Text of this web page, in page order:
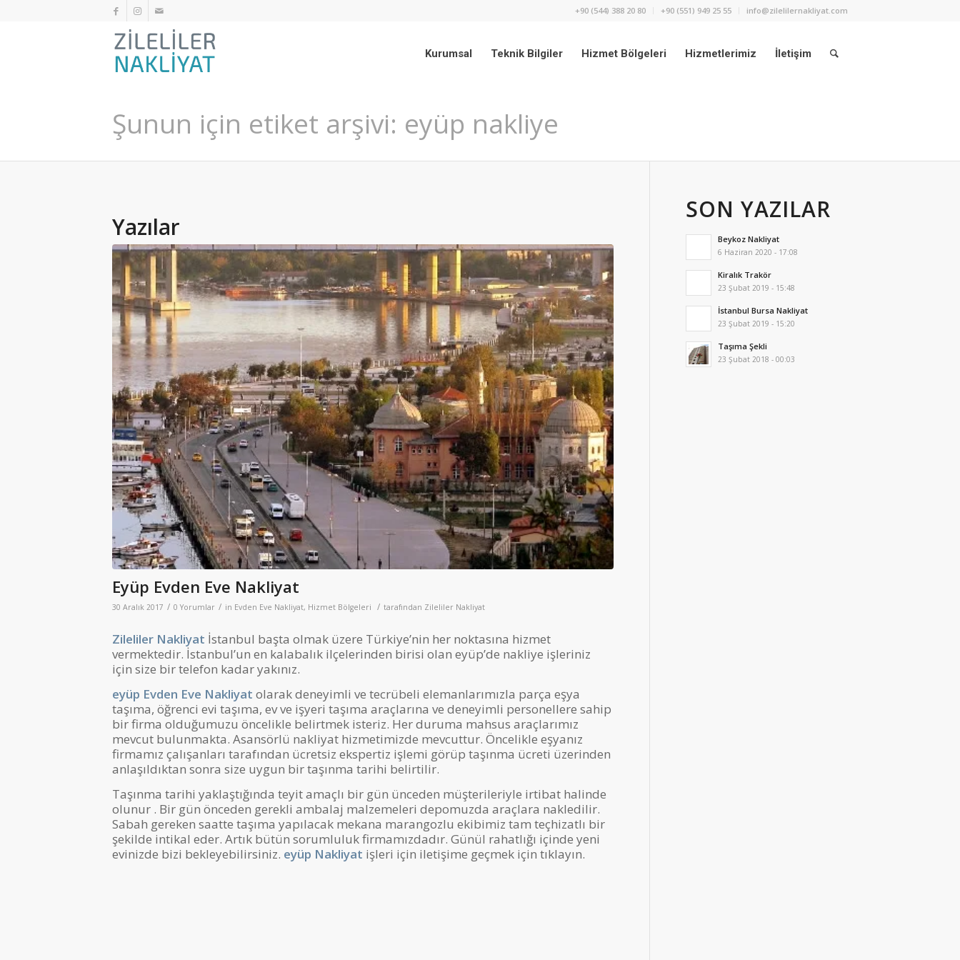
+90 (544) 388 20 80 +90 (551) 949 25 55 info@zilelilernakliyat.com
Kurumsal Teknik Bilgiler Hizmet Bölgeleri Hizmetlerimiz İletişim
Şunun için etiket arşivi: eyüp nakliye
Yazılar
Eyüp Evden Eve Nakliyat
30 Aralık 2017 / 0 Yorumlar / in Evden Eve Nakliyat, Hizmet Bölgeleri / tarafından Zileliler Nakliyat
Zileliler Nakliyat İstanbul başta olmak üzere Türkiye’nin her noktasına hizmet
vermektedir. İstanbul’un en kalabalık ilçelerinden birisi olan eyüp’de nakliye işleriniz
için size bir telefon kadar yakınız.
eyüp Evden Eve Nakliyat olarak deneyimli ve tecrübeli elemanlarımızla parça eşya
taşıma, öğrenci evi taşıma, ev ve işyeri taşıma araçlarına ve deneyimli personellere sahip
bir firma olduğumuzu öncelikle belirtmek isteriz. Her duruma mahsus araçlarımız
mevcut bulunmakta. Asansörlü nakliyat hizmetimizde mevcuttur. Öncelikle eşyanız
firmamız çalışanları tarafından ücretsiz ekspertiz işlemi görüp taşınma ücreti üzerinden
anlaşıldıktan sonra size uygun bir taşınma tarihi belirtilir.
Taşınma tarihi yaklaştığında teyit amaçlı bir gün ünceden müşterileriyle irtibat halinde
olunur . Bir gün önceden gerekli ambalaj malzemeleri depomuzda araçlara nakledilir.
Sabah gereken saatte taşıma yapılacak mekana marangozlu ekibimiz tam teçhizatlı bir
şekilde intikal eder. Artık bütün sorumluluk firmamızdadır. Günül rahatlığı içinde yeni
evinizde bizi bekleyebilirsiniz. eyüp Nakliyat işleri için iletişime geçmek için tıklayın.
SON YAZILAR
Beykoz Nakliyat
6 Haziran 2020 - 17:08
Kiralık Trakör
23 Şubat 2019 - 15:48
İstanbul Bursa Nakliyat
23 Şubat 2019 - 15:20
Taşıma Şekli
23 Şubat 2018 - 00:03